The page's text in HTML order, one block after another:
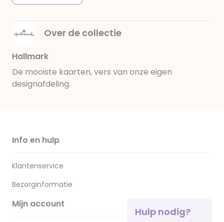
Over de collectie
Hallmark
De mooiste kaarten, vers van onze eigen
designafdeling.
Info en hulp
Klantenservice
Bezorginformatie
Mijn account
Hulp nodig?